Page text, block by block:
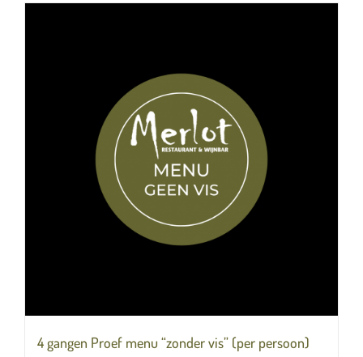
4 gangen Proef menu “zonder vis” (per persoon)